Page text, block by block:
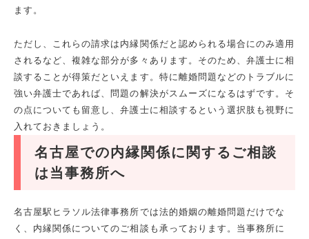
ます。
ただし、これらの請求は内縁関係だと認められる場合にのみ適用
されるなど、複雑な部分が多々あります。そのため、弁護士に相
談することが得策だといえます。特に離婚問題などのトラブルに
強い弁護士であれば、問題の解決がスムーズになるはずです。そ
の点についても留意し、弁護士に相談するという選択肢も視野に
入れておきましょう。
名古屋での内縁関係に関するご相談
は当事務所へ
名古屋駅ヒラソル法律事務所では法的婚姻の離婚問題だけでな
く、内縁関係についてのご相談も承っております。当事務所に